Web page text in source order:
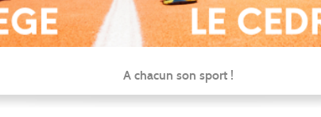
A chacun son sport !